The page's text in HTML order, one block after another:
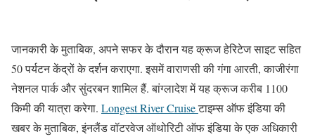
जानकारी के मुताबिक, अपने सफर के दौरान यह क्रूज हेरिटेज साइट सहित
50 पर्यटन केंद्रों के दर्शन कराएगा. इसमें वाराणसी की गंगा आरती, काजीरंगा
नेशनल पार्क और सुंदरबन शामिल हैं. बांग्लादेश में यह क्रूज करीब 1100
किमी की यात्रा करेगा. Longest River Cruiseटाइम्स ऑफ इंडिया की
खबर के मुताबिक, इंनलैंड वॉटरवेज ऑथोरिटी ऑफ इंडिया के एक अधिकारी